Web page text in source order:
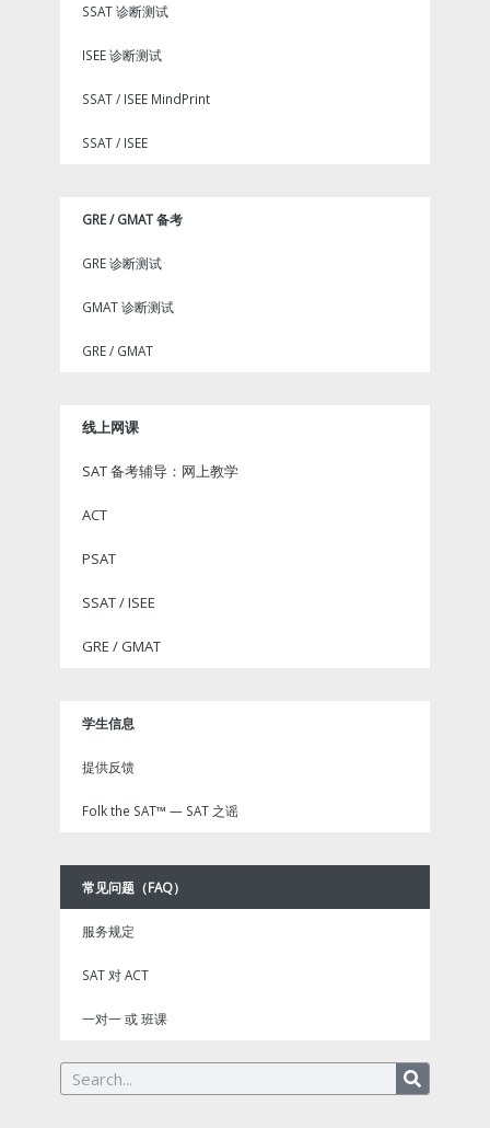
SSAT 诊断测试
ISEE 诊断测试
SSAT / ISEE MindPrint
SSAT / ISEE
GRE / GMAT 备考
GRE 诊断测试
GMAT 诊断测试
GRE / GMAT
线上网课
SAT 备考辅导：网上教学
ACT
PSAT
SSAT / ISEE
GRE / GMAT
学生信息
提供反馈
Folk the SAT™ — SAT 之谣
常见问题（FAQ）
服务规定
SAT 对 ACT
一对一 或 班课
Search